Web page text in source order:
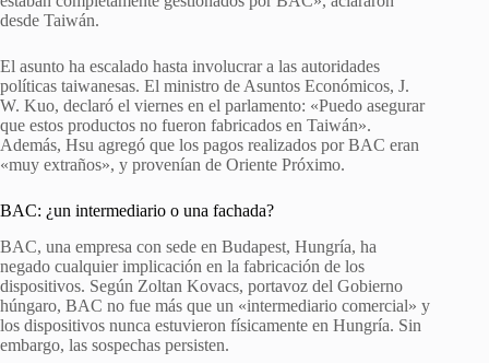
desde Taiwán.
El asunto ha escalado hasta involucrar a las autoridades
políticas taiwanesas. El ministro de Asuntos Económicos, J.
W. Kuo, declaró el viernes en el parlamento: «Puedo asegurar
que estos productos no fueron fabricados en Taiwán».
Además, Hsu agregó que los pagos realizados por BAC eran
«muy extraños», y provenían de Oriente Próximo.
BAC: ¿un intermediario o una fachada?
BAC, una empresa con sede en Budapest, Hungría, ha
negado cualquier implicación en la fabricación de los
dispositivos. Según Zoltan Kovacs, portavoz del Gobierno
húngaro, BAC no fue más que un «intermediario comercial» y
los dispositivos nunca estuvieron físicamente en Hungría. Sin
embargo, las sospechas persisten.